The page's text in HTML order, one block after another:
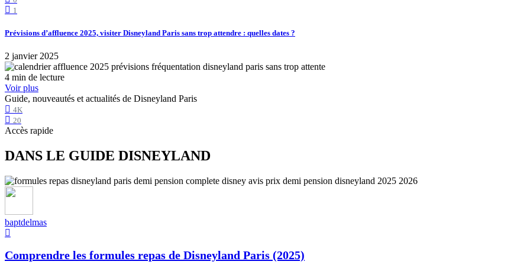
1
Prévisions d’affluence 2025, visiter Disneyland Paris sans trop attendre : quelles dates ?
2 janvier 2025
4 min de lecture
Voir plus
Guide, nouveautés et actualités de Disneyland Paris
4K
20
Accès rapide
DANS LE GUIDE DISNEYLAND
baptdelmas
Comprendre les formules repas de Disneyland Paris (2025)